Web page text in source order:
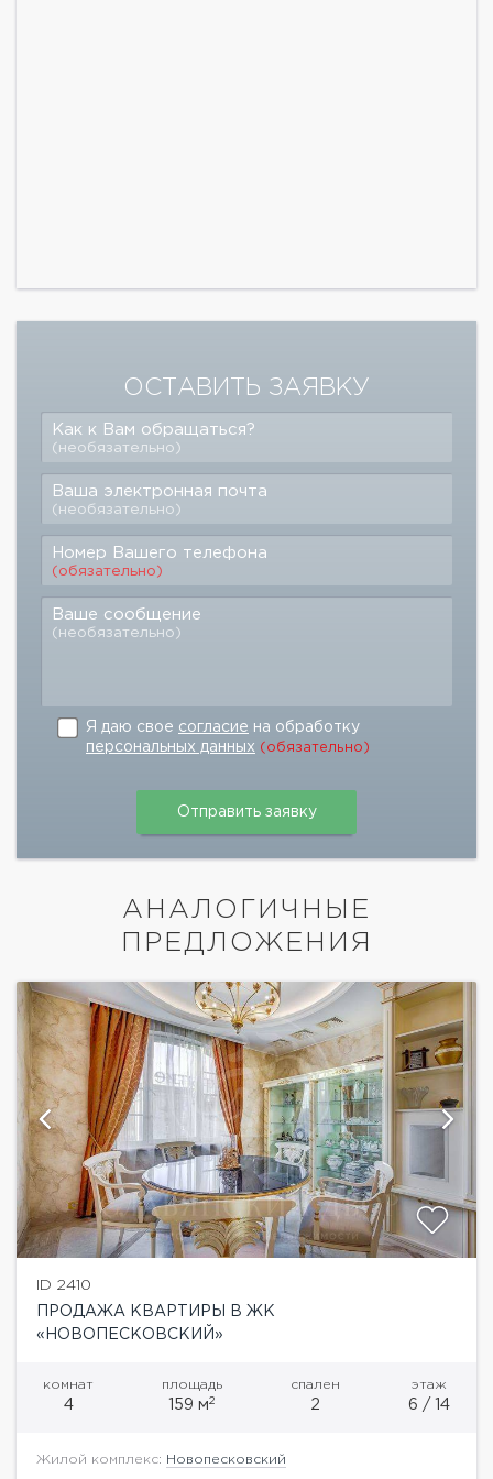
ОСТАВИТЬ ЗАЯВКУ
Как к Вам обращаться?
(необязательно)
Ваша электронная почта
(необязательно)
Номер Вашего телефона
(обязательно)
Ваше сообщение
(необязательно)
Я даю свое согласие на обработку
персональных данных (обязательно)
АНАЛОГИЧНЫЕ
ПРЕДЛОЖЕНИЯ
ID 2410
ПРОДАЖА КВАРТИРЫ В ЖК
«НОВОПЕСКОВСКИЙ»
комнат
4
площадь
159 м2
спален
2
этаж
6 / 14
Жилой комплекс: Новопесковский